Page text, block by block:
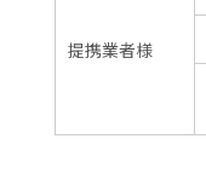
提携業者様